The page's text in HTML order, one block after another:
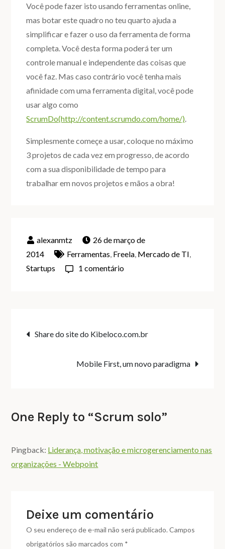
Você pode fazer isto usando ferramentas online,
mas botar este quadro no teu quarto ajuda a
simplificar e fazer o uso da ferramenta de forma
completa. Você desta forma poderá ter um
controle manual e independente das coisas que
você faz. Mas caso contrário você tenha mais
afinidade com uma ferramenta digital, você pode
usar algo como
ScrumDo(http://content.scrumdo.com/home/).
Simplesmente começe a usar, coloque no máximo
3 projetos de cada vez em progresso, de acordo
com a sua disponibilidade de tempo para
trabalhar em novos projetos e mãos a obra!
26 de março de
2014
Ferramentas, Freela, Mercado de TI,
Startups
1 comentárioem
Navegação
Share do site do Kibeloco.com.br
Mobile First, um novo paradigma
One Reply to “Scrum solo”
Pingback: Liderança, motivação e microgerenciamento nas
organizações - Webpoint
Deixe um comentário
O seu endereço de e-mail não será publicado. Campos
obrigatórios são marcados com *